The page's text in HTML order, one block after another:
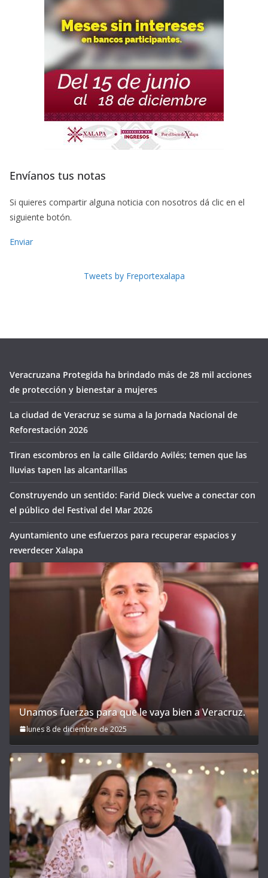
Envíanos tus notas
Si quieres compartir alguna noticia con nosotros dá clic en el
siguiente botón.
Enviar
Tweets by Freportexalapa
Veracruzana Protegida ha brindado más de 28 mil acciones
de protección y bienestar a mujeres
La ciudad de Veracruz se suma a la Jornada Nacional de
Reforestación 2026
Tiran escombros en la calle Gildardo Avilés; temen que las
lluvias tapen las alcantarillas
Construyendo un sentido: Farid Dieck vuelve a conectar con
el público del Festival del Mar 2026
Ayuntamiento une esfuerzos para recuperar espacios y
reverdecer Xalapa
Unamos fuerzas para que le vaya bien a Veracruz.
lunes 8 de diciembre de 2025